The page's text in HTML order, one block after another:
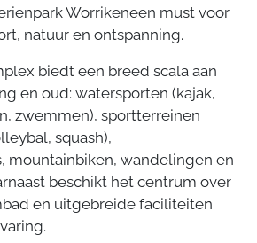
Worrikeneen must voor
natuur en ontspanning.
biedt een breed scala aan
en oud: watersporten (kajak,
zwemmen), sportterreinen
squash),
mountainbiken, wandelingen en
beschikt het centrum over
en uitgebreide faciliteiten